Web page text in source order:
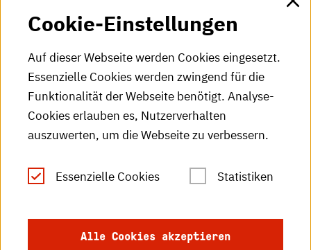
HKA-Videos
HKA-Podcast
HKA-Publikationen
RSS-Feed
Leichte Sprache
Cookie-Einstellungen
Auf dieser Webseite werden Cookies eingesetzt.
Essenzielle Cookies werden zwingend für die
Funktionalität der Webseite benötigt. Analyse-
Cookies erlauben es, Nutzerverhalten
auszuwerten, um die Webseite zu verbessern.
Essenzielle Cookies Statistiken
Alle Cookies akzeptieren